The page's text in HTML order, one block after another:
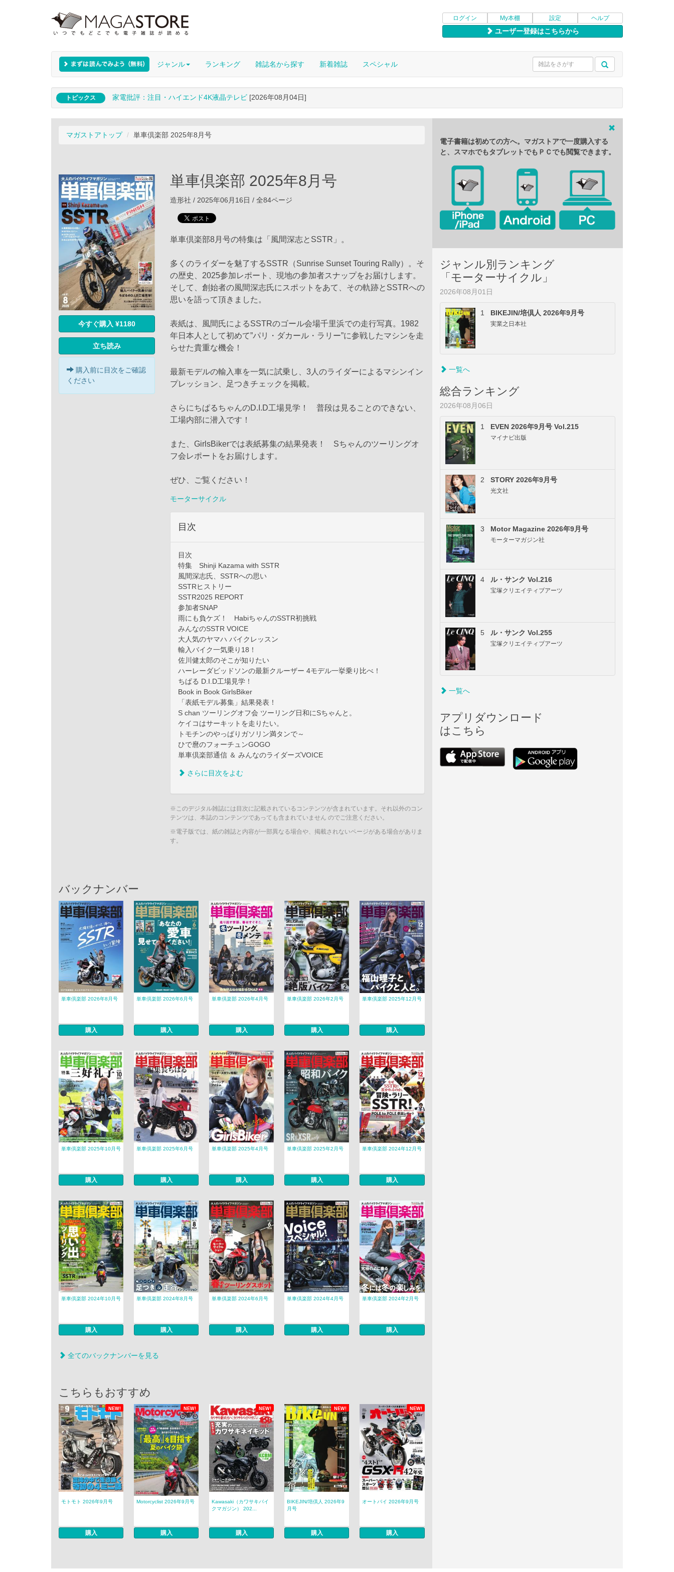
ログイン My本棚 設定 ヘルプ
ユーザー登録はこちらから
ジャンル ランキング 雑誌名から探す 新着雑誌 スペシャル
トピックス 家電批評：注目・ハイエンド4K液晶テレビ [2026年08月04日]
マガストアトップ 単車倶楽部 2025年8月号
今すぐ購入 ¥1180
立ち読み
購入前に目次をご確認
ください
単車倶楽部 2025年8月号
造形社 / 2025年06月16日 / 全84ページ
単車倶楽部8月号の特集は「風間深志とSSTR」。
多くのライダーを魅了するSSTR（Sunrise Sunset Touring Rally）。そ
の歴史、2025参加レポート、現地の参加者スナップをお届けします。
そして、創始者の風間深志氏にスポットをあて、その軌跡とSSTRへの
思いを語って頂きました。
表紙は、風間氏によるSSTRのゴール会場千里浜での走行写真。1982
年日本人として初めて”パリ・ダカール・ラリー”に参戦したマシンを走
らせた貴重な機会！
最新モデルの輸入車を一気に試乗し、3人のライダーによるマシンイン
プレッション、足つきチェックを掲載。
さらにちぱるちゃんのD.I.D工場見学！ 普段は見ることのできない、
工場内部に潜入です！
また、GirlsBikerでは表紙募集の結果発表！ Sちゃんのツーリングオ
フ会レポートをお届けします。
ぜひ、ご覧ください！
モーターサイクル
目次
目次
特集 Shinji Kazama with SSTR
風間深志氏、SSTRへの思い
SSTRヒストリー
SSTR2025 REPORT
参加者SNAP
⾬にも負ケズ！ HabiちゃんのSSTR初挑戦
みんなのSSTR VOICE
大人気のヤマハ バイクレッスン
輸入バイク一気乗り18！
佐川健太郎のそこが知りたい
ハーレーダビッドソンの最新クルーザー 4モデル一挙乗り比べ！
ちぱる D.I.D工場見学！
Book in Book GirlsBiker
「表紙モデル募集」結果発表！
S chan ツーリングオフ会 ツーリング日和にSちゃんと。
ケイコはサーキットを走りたい。
トモチンのやっぱりガソリン満タンで～
ひで麿のフォーチュンGOGO
単車倶楽部通信 ＆ みんなのライダーズVOICE
さらに目次をよむ
※このデジタル雑誌には目次に記載されているコンテンツが含まれています。それ以外のコン
テンツは、本誌のコンテンツであっても含まれていません のでご注意ください。
※電子版では、紙の雑誌と内容が一部異なる場合や、掲載されないページがある場合がありま
す。
バックナンバー
単車倶楽部 2026年8月号
購入
単車倶楽部 2026年6月号
購入
単車倶楽部 2026年4月号
購入
単車倶楽部 2026年2月号
購入
単車倶楽部 2025年12月号
購入
単車倶楽部 2025年10月号
購入
単車倶楽部 2025年6月号
購入
単車倶楽部 2025年4月号
購入
単車倶楽部 2025年2月号
購入
単車倶楽部 2024年12月号
購入
単車倶楽部 2024年10月号
購入
単車倶楽部 2024年8月号
購入
単車倶楽部 2024年6月号
購入
単車倶楽部 2024年4月号
購入
単車倶楽部 2024年2月号
購入
全てのバックナンバーを見る
こちらもおすすめ
NEW! NEW! NEW! NEW! NEW!
モトモト 2026年9月号
購入
Motorcyclist 2026年9月号
購入
Kawasaki（カワサキバイ
クマガジン） 202...
購入
BIKEJIN/培倶人 2026年9
月号
購入
オートバイ 2026年9月号
購入
電子書籍は初めての方へ。マガストアで一度購入する
と、スマホでもタブレットでもＰＣでも閲覧できます。
ジャンル別ランキング
「モーターサイクル」
2026年08月01日
1 BIKEJIN/培倶人 2026年9月号
実業之日本社
一覧へ
総合ランキング
2026年08月06日
1 EVEN 2026年9月号 Vol.215
マイナビ出版
2 STORY 2026年9月号
光文社
3 Motor Magazine 2026年9月号
モーターマガジン社
4 ル・サンク Vol.216
宝塚クリエイティブアーツ
5 ル・サンク Vol.255
宝塚クリエイティブアーツ
一覧へ
アプリダウンロード
はこちら